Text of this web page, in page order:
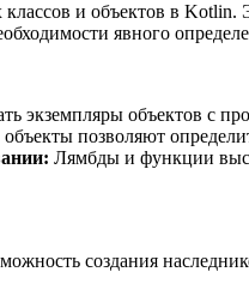
и объектов в
явного
экземпляры объектов с
позволяют
Лямбды и функции
создания